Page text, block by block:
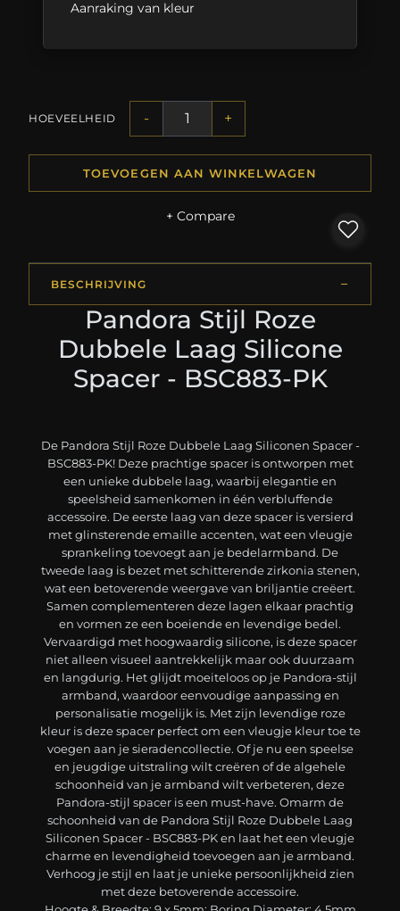
Aanraking van kleur
HOEVEELHEID - +
TOEVOEGEN AAN WINKELWAGEN
+ Compare
BESCHRIJVING
Pandora Stijl Roze
Dubbele Laag Silicone
Spacer - BSC883-PK
De Pandora Stijl Roze Dubbele Laag Siliconen Spacer -
BSC883-PK! Deze prachtige spacer is ontworpen met
een unieke dubbele laag, waarbij elegantie en
speelsheid samenkomen in één verbluffende
accessoire. De eerste laag van deze spacer is versierd
met glinsterende emaille accenten, wat een vleugje
sprankeling toevoegt aan je bedelarmband. De
tweede laag is bezet met schitterende zirkonia stenen,
wat een betoverende weergave van briljantie creëert.
Samen complementeren deze lagen elkaar prachtig
en vormen ze een boeiende en levendige bedel.
Vervaardigd met hoogwaardig silicone, is deze spacer
niet alleen visueel aantrekkelijk maar ook duurzaam
en langdurig. Het glijdt moeiteloos op je Pandora-stijl
armband, waardoor eenvoudige aanpassing en
personalisatie mogelijk is. Met zijn levendige roze
kleur is deze spacer perfect om een vleugje kleur toe te
voegen aan je sieradencollectie. Of je nu een speelse
en jeugdige uitstraling wilt creëren of de algehele
schoonheid van je armband wilt verbeteren, deze
Pandora-stijl spacer is een must-have. Omarm de
schoonheid van de Pandora Stijl Roze Dubbele Laag
Siliconen Spacer - BSC883-PK en laat het een vleugje
charme en levendigheid toevoegen aan je armband.
Verhoog je stijl en laat je unieke persoonlijkheid zien
met deze betoverende accessoire.